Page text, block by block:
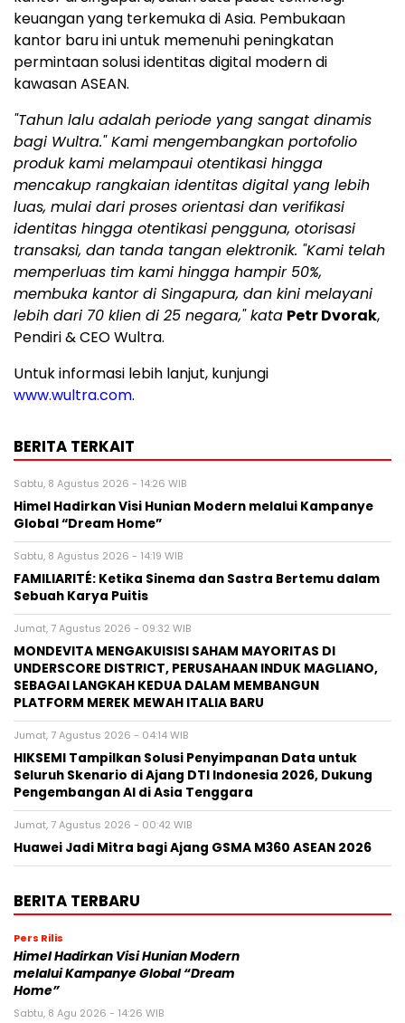
keuangan yang terkemuka di Asia. Pembukaan
kantor baru ini untuk memenuhi peningkatan
permintaan solusi identitas digital modern di
kawasan ASEAN.
"Tahun lalu adalah periode yang sangat dinamis
bagi Wultra." Kami mengembangkan portofolio
produk kami melampaui otentikasi hingga
mencakup rangkaian identitas digital yang lebih
luas, mulai dari proses orientasi dan verifikasi
identitas hingga otentikasi pengguna, otorisasi
transaksi, dan tanda tangan elektronik. "Kami telah
memperluas tim kami hingga hampir 50%,
membuka kantor di Singapura, dan kini melayani
lebih dari 70 klien di 25 negara," kata Petr Dvorak,
Pendiri & CEO Wultra.
Untuk informasi lebih lanjut, kunjungi
www.wultra.com.
BERITA TERKAIT
Sabtu, 8 Agustus 2026 - 14:26 WIB
Himel Hadirkan Visi Hunian Modern melalui Kampanye
Global “Dream Home”
Sabtu, 8 Agustus 2026 - 14:19 WIB
FAMILIARITÉ: Ketika Sinema dan Sastra Bertemu dalam
Sebuah Karya Puitis
Jumat, 7 Agustus 2026 - 09:32 WIB
MONDEVITA MENGAKUISISI SAHAM MAYORITAS DI
UNDERSCORE DISTRICT, PERUSAHAAN INDUK MAGLIANO,
SEBAGAI LANGKAH KEDUA DALAM MEMBANGUN
PLATFORM MEREK MEWAH ITALIA BARU
Jumat, 7 Agustus 2026 - 04:14 WIB
HIKSEMI Tampilkan Solusi Penyimpanan Data untuk
Seluruh Skenario di Ajang DTI Indonesia 2026, Dukung
Pengembangan AI di Asia Tenggara
Jumat, 7 Agustus 2026 - 00:42 WIB
Huawei Jadi Mitra bagi Ajang GSMA M360 ASEAN 2026
BERITA TERBARU
Pers Rilis
Himel Hadirkan Visi Hunian Modern
melalui Kampanye Global “Dream
Home”
Sabtu, 8 Agu 2026 - 14:26 WIB